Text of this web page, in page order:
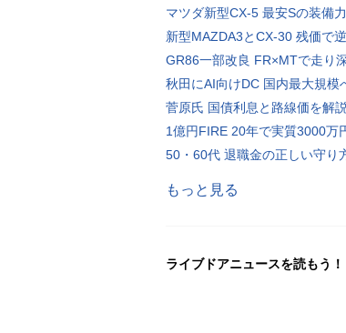
マツダ新型CX-5 最安Sの装備力
新型MAZDA3とCX-30 残価で
GR86一部改良 FR×MTで走り
秋田にAI向けDC 国内最大規模
菅原氏 国債利息と路線価を解説
1億円FIRE 20年で実質3000万
50・60代 退職金の正しい守り
もっと見る
ライブドアニュースを読もう！